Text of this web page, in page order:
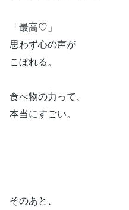
「最高♡」
思わず心の声が
こぼれる。
食べ物の力って、
本当にすごい。
そのあと、